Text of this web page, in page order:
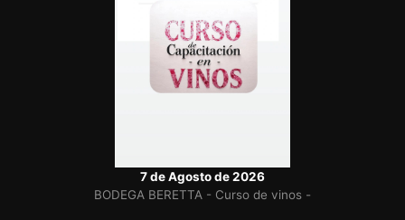
7 de Agosto de 2026
BODEGA BERETTA - Curso de vinos -